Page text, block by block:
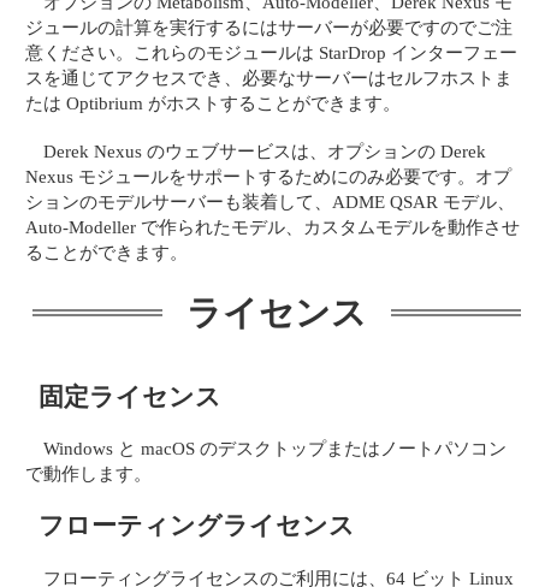
ジュールの計算を実行するにはサーバーが必要ですのでご注
意ください。これらのモジュールは StarDrop インターフェー
スを通じてアクセスでき、必要なサーバーはセルフホストま
たは Optibrium がホストすることができます。
Derek Nexus のウェブサービスは、オプションの Derek
Nexus モジュールをサポートするためにのみ必要です。オプ
ションのモデルサーバーも装着して、ADME QSAR モデル、
Auto-Modeller で作られたモデル、カスタムモデルを動作させ
ることができます。
ライセンス
固定ライセンス
Windows と macOS のデスクトップまたはノートパソコン
で動作します。
フローティングライセンス
フローティングライセンスのご利用には、64 ビット Linux